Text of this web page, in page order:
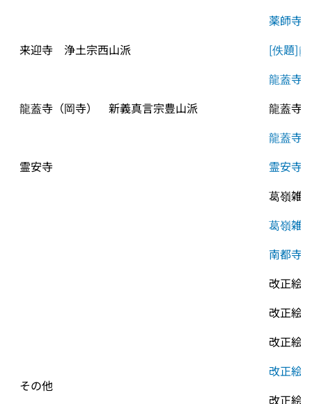
薬師寺
来迎寺　浄土宗西山派
[佚題]
龍蓋寺（岡寺）　新義真言宗豊山派
龍蓋寺
龍蓋寺
龍蓋寺
霊安寺
霊安寺
その他
葛嶺雑
葛嶺雑
南都寺
改正絵
改正絵
改正絵
改正絵
改正絵